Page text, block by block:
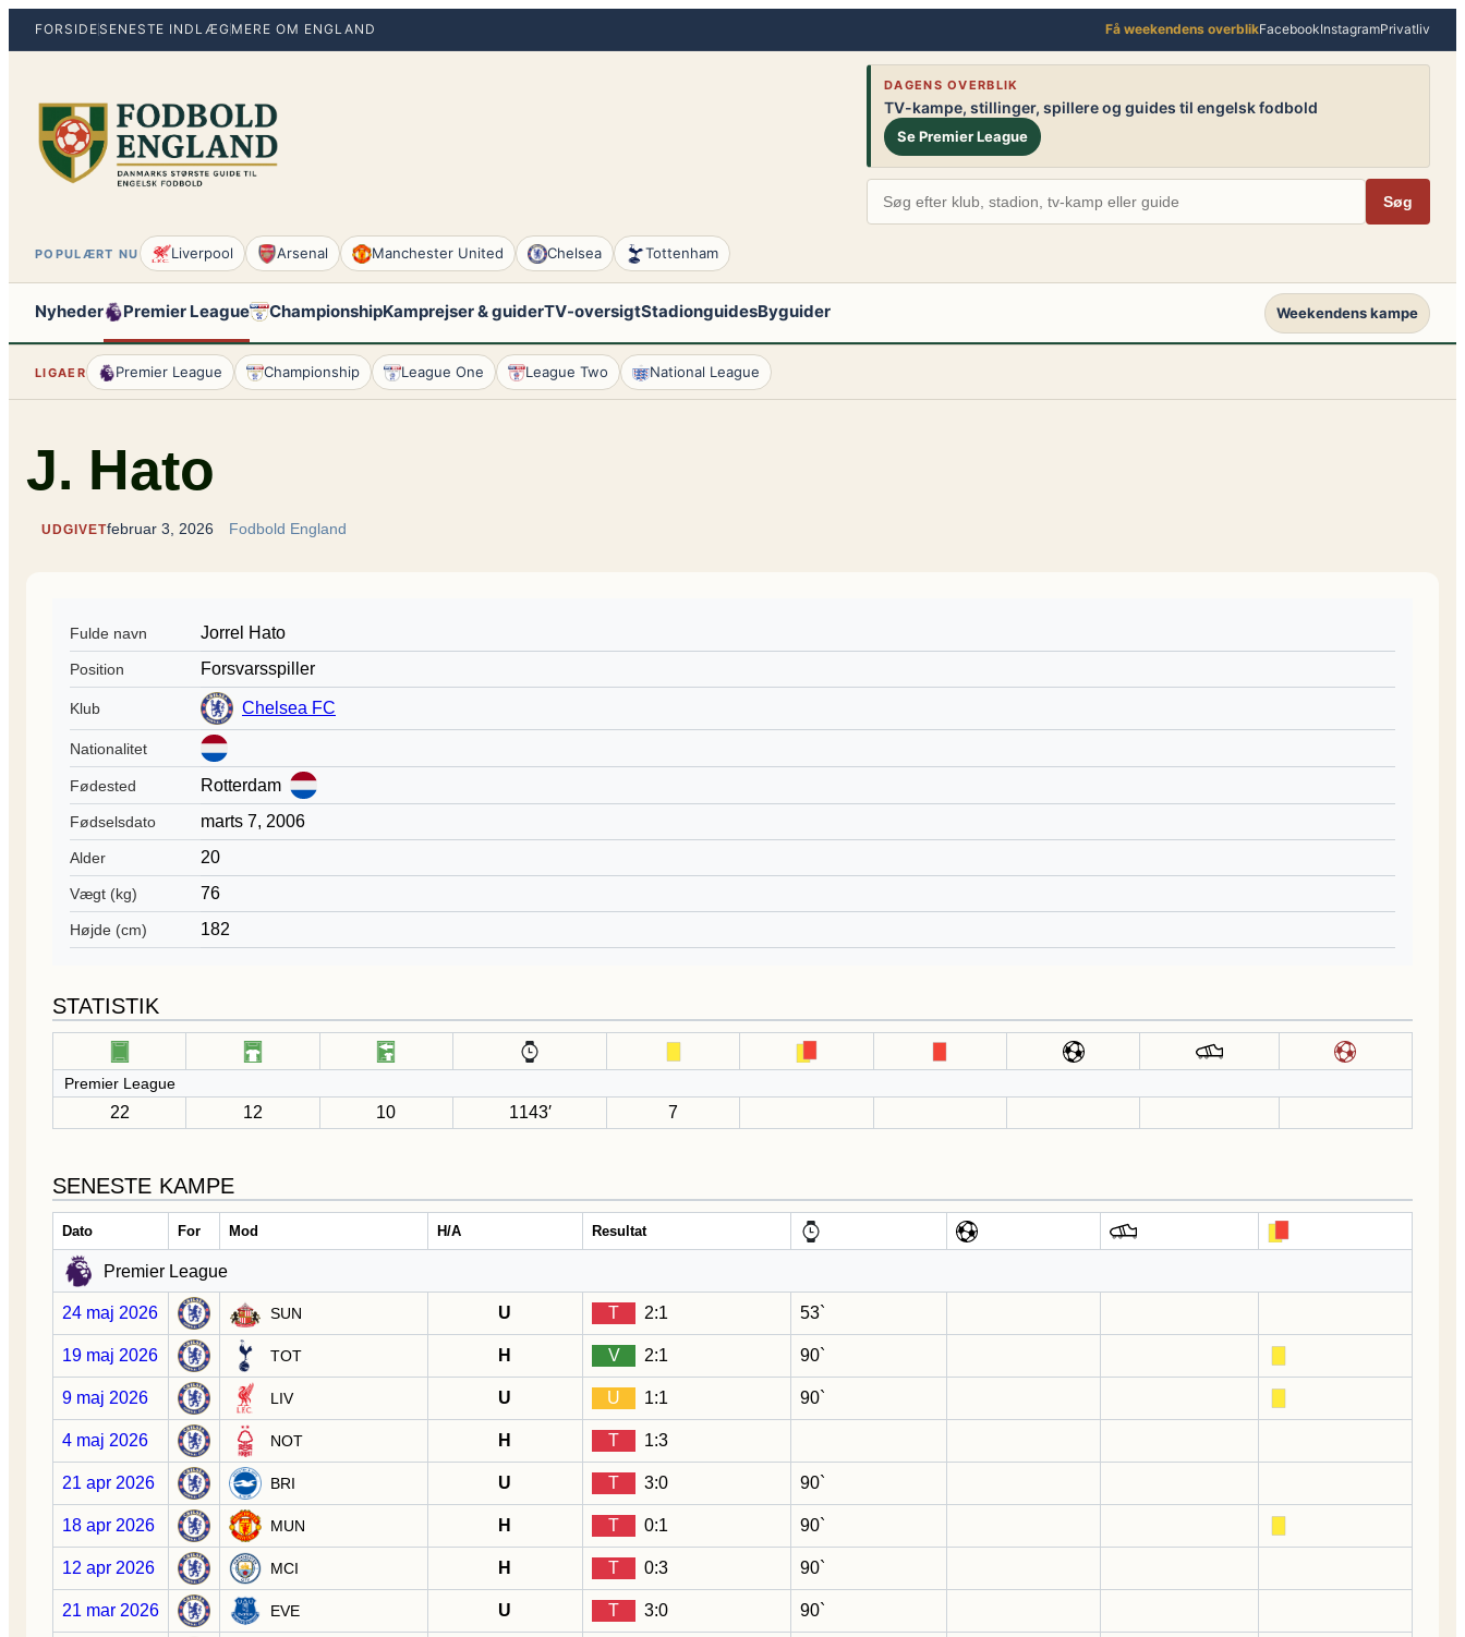
SpringFORSIDESENESTE INDLÆG MERE OM ENGLAND Få weekendens overblikFacebookInstagramPrivatliv
DAGENS OVERBLIK
TV-kampe, stillinger, spillere og guides til engelsk fodbold
Se Premier League
Søg
POPULÆRT NU Liverpool Arsenal Manchester United Chelsea Tottenham
Nyheder Premier League ChampionshipKamprejser & guiderTV-oversigtStadionguidesByguider Weekendens kampe
LIGAER Premier League Championship League One League Two National League
J. Hato
UDGIVETfebruar 3, 2026 Fodbold England
Fulde navn Jorrel Hato
Position Forsvarsspiller
Klub Chelsea FC
Nationalitet
Fødested Rotterdam
Fødselsdato marts 7, 2006
Alder 20
Vægt (kg) 76
Højde (cm) 182
STATISTIK
Premier League
22 12 10 1143′ 7
SENESTE KAMPE
Dato For Mod H/A Resultat
Premier League
24 maj 2026 SUN U T 2:1 53`
19 maj 2026 TOT H V 2:1 90`
9 maj 2026 LIV U U 1:1 90`
4 maj 2026 NOT H T 1:3
21 apr 2026 BRI U T 3:0 90`
18 apr 2026 MUN H T 0:1 90`
12 apr 2026 MCI H T 0:3 90`
21 mar 2026 EVE U T 3:0 90`